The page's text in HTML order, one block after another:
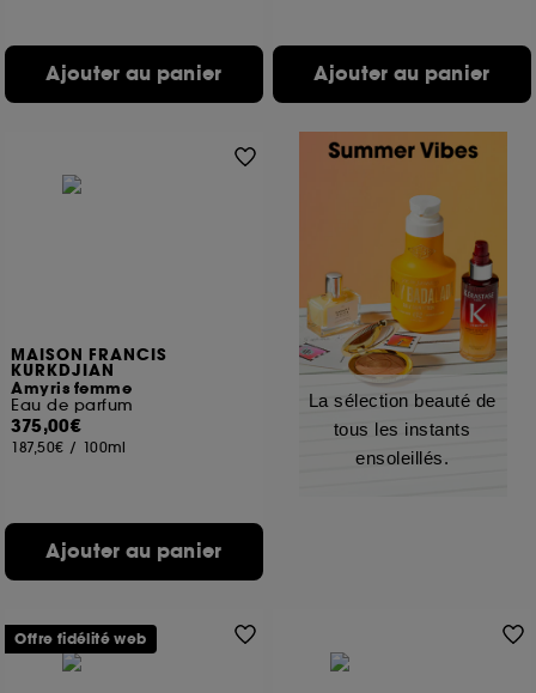
Ajouter au panier Ajouter au panier
MAISON FRANCIS
KURKDJIAN
Amyris femme
Eau de parfum
375,00€
187,50€ / 100ml
Ajouter au panier
La sélection beauté de
tous les instants
ensoleillés.
Offre fidélité web